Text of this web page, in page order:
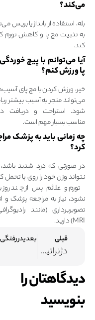
می‌کند؟
بله، استفاده از بانداژ یا بریس
به تثبیت مچ پا و کاهش
کند.
آیا می‌توانم با پیچ
پا ورزش کنم؟
خیر، ورزش کردن با مچ پای
می‌تواند منجر به آسیب بیشتر
شود. استراحت و دریافت
مناسب بسیار مهم است.
چه زمانی باید به پزشک
کرد؟
در صورتی‌ که درد شدید
نتواند وزن خود را روی پا تحمل
تورم و علائم پس از چند روز
نشود، نیاز به مراجعه پزشک و
تصویربرداری (مانند
MRI) دارید.
قبلی
دژنراتیو دیسک کمر
بعدی
دیدگاهتان را
بنویسید